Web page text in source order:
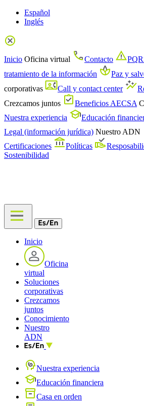
Español
Inglés
Inicio Oficina virtual Contacto
tratamiento de la información
Paz y
corporativas
Call y contact center
Crezcamos juntos
Beneficios AECSA
Nuestra experiencia
Educación
Legal (información jurídica) Nuestro ADN
Certificaciones
Políticas
Sostenibilidad
Inicio
Oficina
virtual
Soluciones
corporativas
Crezcamos
juntos
Conocimiento
Nuestro
ADN
Nuestra experiencia
Educación financiera
Casa en orden